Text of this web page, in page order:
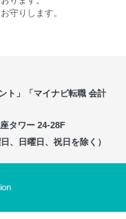
守りします。
ト」「マイナビ転職 会計
タワー 24-28F
、日曜日、祝日を除く）